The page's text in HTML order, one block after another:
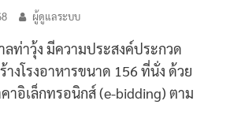
ผู้ดูแลระบบ
ลท่าวุ้ง มีความประสงค์ประกวด
างโรงอาหารขนาด 156 ที่นั่ง ด้วย
าอิเล็กทรอนิกส์ (e-bidding) ตาม